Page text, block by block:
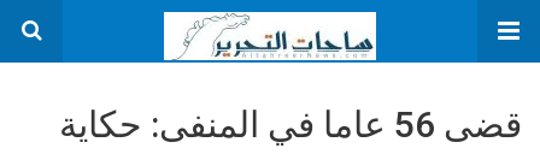
قضى 56 عاما في المنفى: حكاية